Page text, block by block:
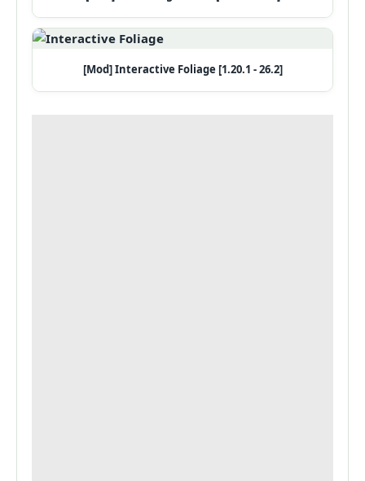
[Mod] Interactive Foliage [1.20.1 - 26.2]